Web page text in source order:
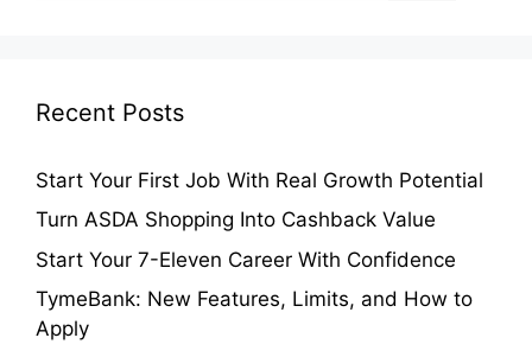
Recent Posts
Start Your First Job With Real Growth Potential
Turn ASDA Shopping Into Cashback Value
Start Your 7-Eleven Career With Confidence
TymeBank: New Features, Limits, and How to
Apply